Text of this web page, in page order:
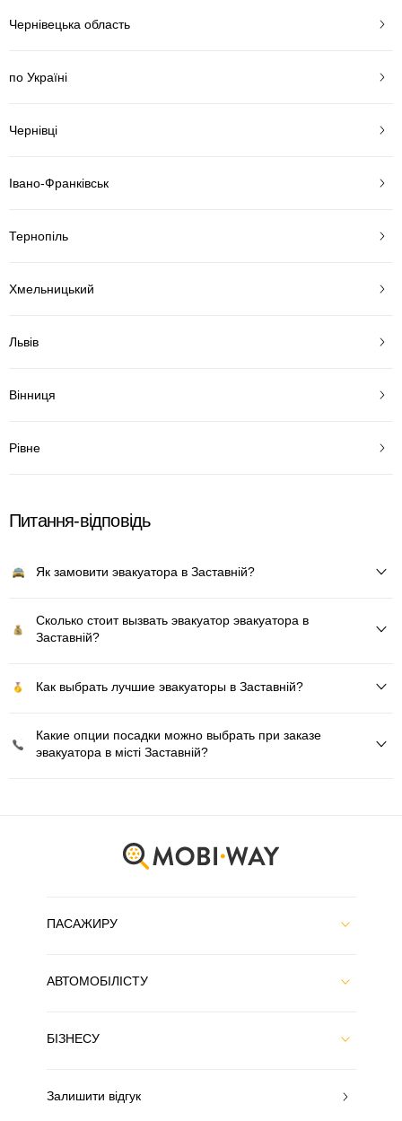
Чернівецька область
по Україні
Чернівці
Івано-Франківськ
Тернопіль
Хмельницький
Львів
Вінниця
Рівне
Питання-відповідь
Як замовити эвакуатора в Заставній?
Сколько стоит вызвать эвакуатор эвакуатора в
Заставній?
Как выбрать лучшие эвакуаторы в Заставній?
Какие опции посадки можно выбрать при заказе
эвакуатора в місті Заставній?
ПАСАЖИРУ
АВТОМОБІЛІСТУ
БІЗНЕСУ
Залишити відгук